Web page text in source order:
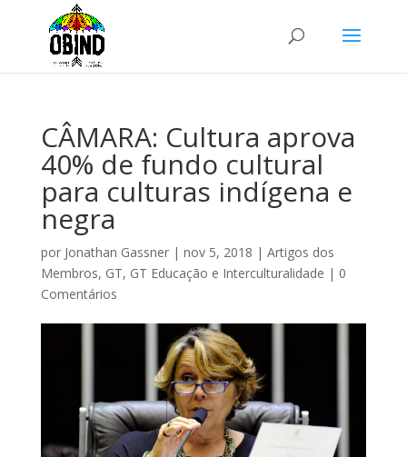
CÂMARA: Cultura aprova
40% de fundo cultural
para culturas indígena e
negra
por Jonathan Gassner| nov 5, 2018 | Artigos dos
Membros, GT, GT Educação e Interculturalidade | 0
Comentários